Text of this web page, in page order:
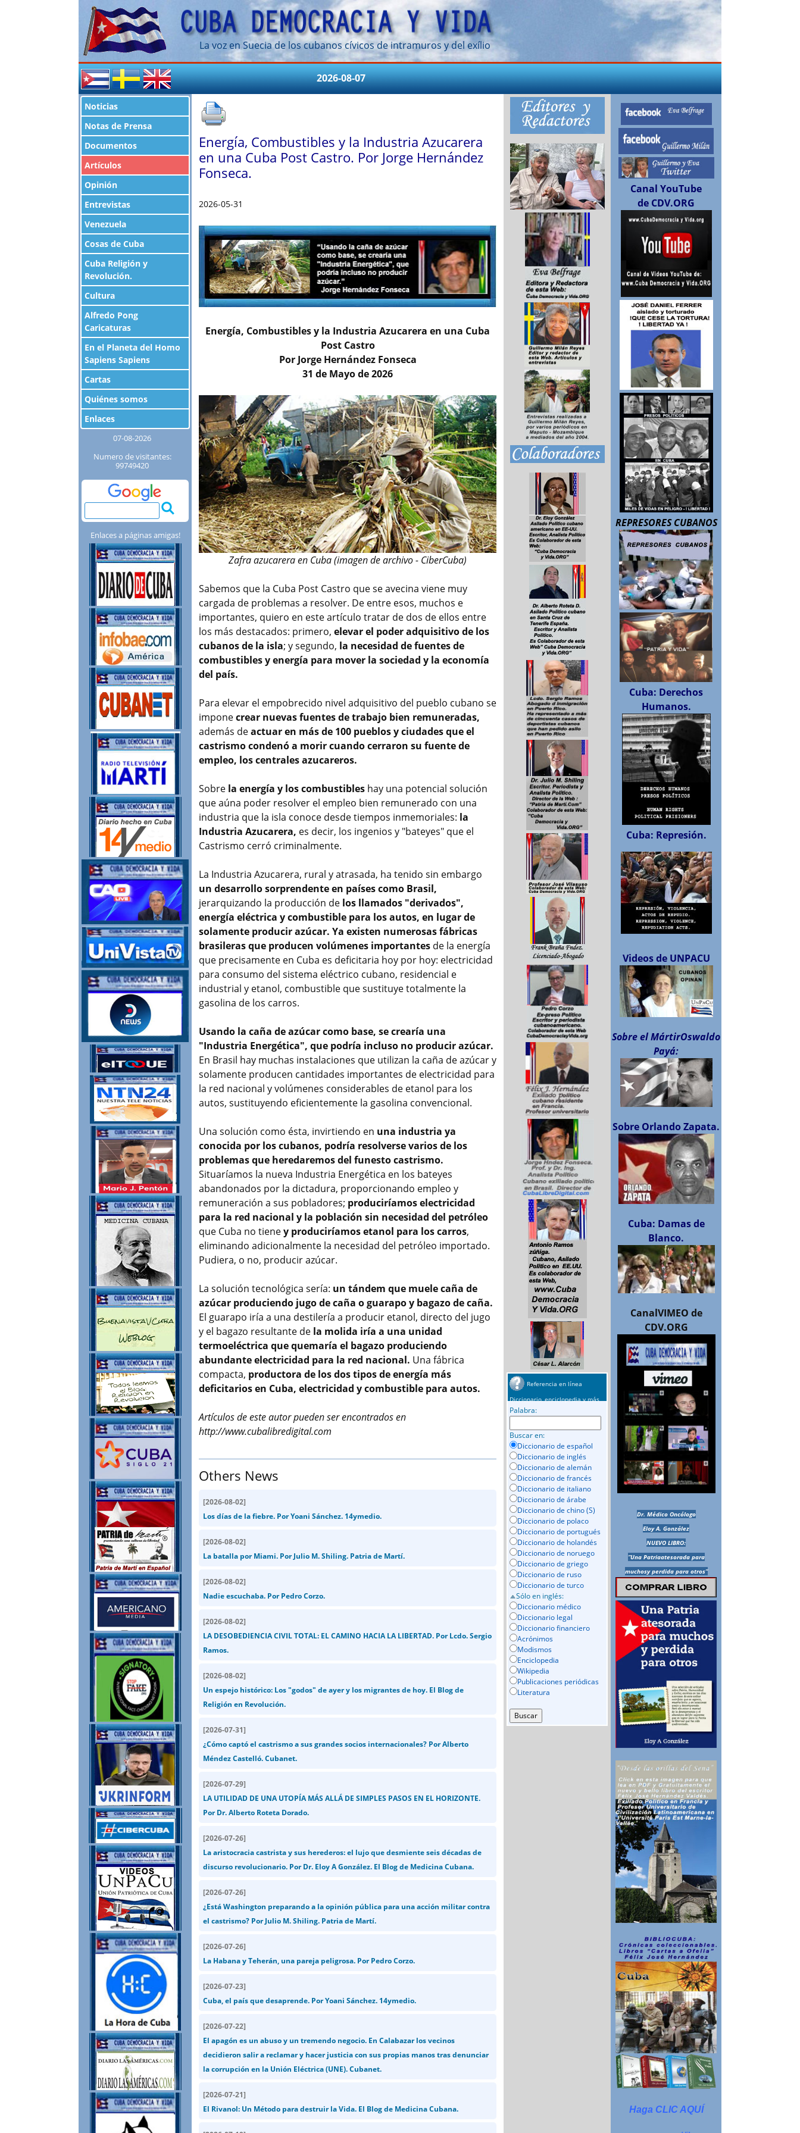
La voz en Suecia de los cubanos cívicos de intramuros y del exílio
2026-08-07
Noticias
Notas de Prensa
Documentos
Artículos
Opinión
Entrevistas
Venezuela
Cosas de Cuba
Cuba Religión y
Revolución.
Cultura
Alfredo Pong
Caricaturas
En el Planeta del Homo
Sapiens Sapiens
Cartas
Quiénes somos
Enlaces
07-08-2026
Numero de visitantes:
99749420
Enlaces a páginas amigas!
Energía, Combustibles y la Industria Azucarera
en una Cuba Post Castro. Por Jorge Hernández
Fonseca.
2026-05-31
Energía, Combustibles y la Industria Azucarera en una Cuba
Post Castro
Por Jorge Hernández Fonseca
31 de Mayo de 2026
Zafra azucarera en Cuba (imagen de archivo - CiberCuba)
Sabemos que la Cuba Post Castro que se avecina viene muy
cargada de problemas a resolver. De entre esos, muchos e
importantes, quiero en este artículo tratar de dos de ellos entre
los más destacados: primero, elevar el poder adquisitivo de los
cubanos de la isla; y segundo, la necesidad de fuentes de
combustibles y energía para mover la sociedad y la economía
del país.
Para elevar el empobrecido nivel adquisitivo del pueblo cubano se
imponecrear nuevas fuentes de trabajo bien remuneradas,
además deactuar en más de 100 pueblos y ciudades que el
castrismo condenó a morir cuando cerraron su fuente de
empleo, los centrales azucareros.
Sobre la energía y los combustibles hay una potencial solución
que aúna poder resolver el empleo bien remunerado con una
industria que la isla conoce desde tiempos inmemoriales: la
Industria Azucarera, es decir, los ingenios y "bateyes" que el
Castrismo cerró criminalmente.
La Industria Azucarera, rural y atrasada, ha tenido sin embargo
un desarrollo sorprendente en países como Brasil,
jerarquizando la producción de los llamados "derivados",
energía eléctrica y combustible para los autos, en lugar de
solamente producir azúcar. Ya existen numerosas fábricas
brasileras que producen volúmenes importantes de la energía
que precisamente en Cuba es deficitaria hoy por hoy: electricidad
para consumo del sistema eléctrico cubano, residencial e
industrial y etanol, combustible que sustituye totalmente la
gasolina de los carros.
Usando la caña de azúcar como base, se crearía una
"Industria Energética", que podría incluso no producir azúcar.
En Brasil hay muchas instalaciones que utilizan la caña de azúcar y
solamente producen cantidades importantes de electricidad para
la red nacional y volúmenes considerables de etanol para los
autos, sustituyendo eficientemente la gasolina convencional.
Una solución como ésta, invirtiendo en una industria ya
conocida por los cubanos, podría resolverse varios de los
problemas que heredaremos del funesto castrismo.
Situaríamos la nueva Industria Energética en los bateyes
abandonados por la dictadura, proporcionando empleo y
remuneración a sus pobladores; produciríamos electricidad
para la red nacional y la población sin necesidad del petróleo
que Cuba no tieney produciríamos etanol para los carros,
eliminando adicionalmente la necesidad del petróleo importado.
Pudiera, o no, producir azúcar.
La solución tecnológica sería: un tándem que muele caña de
azúcar produciendo jugo de caña o guarapo y bagazo de caña.
El guarapo iría a una destilería a producir etanol, directo del jugo
y el bagazo resultante de la molida iría a una unidad
termoeléctrica que quemaría el bagazo produciendo
abundante electricidad para la red nacional. Una fábrica
compacta, productora de los dos tipos de energía más
deficitarios en Cuba, electricidad y combustible para autos.
Artículos de este autor pueden ser encontrados en
http://www.cubalibredigital.com
Others News
[2026-08-02]
Los días de la fiebre. Por Yoani Sánchez. 14ymedio.
[2026-08-02]
La batalla por Miami. Por Julio M. Shiling. Patria de Martí.
[2026-08-02]
Nadie escuchaba. Por Pedro Corzo.
[2026-08-02]
LA DESOBEDIENCIA CIVIL TOTAL: EL CAMINO HACIA LA LIBERTAD. Por Lcdo. Sergio
Ramos.
[2026-08-02]
Un espejo histórico: Los "godos" de ayer y los migrantes de hoy. El Blog de
Religión en Revolución.
[2026-07-31]
¿Cómo captó el castrismo a sus grandes socios internacionales? Por Alberto
Méndez Castelló. Cubanet.
[2026-07-29]
LA UTILIDAD DE UNA UTOPÍA MÁS ALLÁ DE SIMPLES PASOS EN EL HORIZONTE.
Por Dr. Alberto Roteta Dorado.
[2026-07-26]
La aristocracia castrista y sus herederos: el lujo que desmiente seis décadas de
discurso revolucionario. Por Dr. Eloy A González. El Blog de Medicina Cubana.
[2026-07-26]
¿Está Washington preparando a la opinión pública para una acción militar contra
el castrismo? Por Julio M. Shiling. Patria de Martí.
[2026-07-26]
La Habana y Teherán, una pareja peligrosa. Por Pedro Corzo.
[2026-07-23]
Cuba, el país que desaprende. Por Yoani Sánchez. 14ymedio.
[2026-07-22]
El apagón es un abuso y un tremendo negocio. En Calabazar los vecinos
decidieron salir a reclamar y hacer justicia con sus propias manos tras denunciar
la corrupción en la Unión Eléctrica (UNE). Cubanet.
[2026-07-21]
El Rivanol: Un Método para destruir la Vida. El Blog de Medicina Cubana.
Referencia en línea
Diccionario, enciclopedia y más
Palabra:
Buscar en:
Diccionario de español
Diccionario de inglés
Diccionario de alemán
Diccionario de francés
Diccionario de italiano
Diccionario de árabe
Diccionario de chino (S)
Diccionario de polaco
Diccionario de portugués
Diccionario de holandés
Diccionario de noruego
Diccionario de griego
Diccionario de ruso
Diccionario de turco
Sólo en inglés:
Diccionario médico
Diccionario legal
Diccionario financiero
Acrónimos
Modismos
Enciclopedia
Wikipedia
Publicaciones periódicas
Literatura
Canal YouTube
de CDV.ORG
REPRESORES CUBANOS
Cuba: Derechos
Humanos.
Cuba: Represión.
Videos de UNPACU
Sobre el MártirOswaldo
Payá:
Sobre Orlando Zapata.
Cuba: Damas de
Blanco.
CanalVIMEO de
CDV.ORG
Dr. Médico Oncólogo
Eloy A. González
NUEVO LIBRO:
“Una Patriaatesorada para
muchosy perdida para otros”
Haga CLIC AQUÍ